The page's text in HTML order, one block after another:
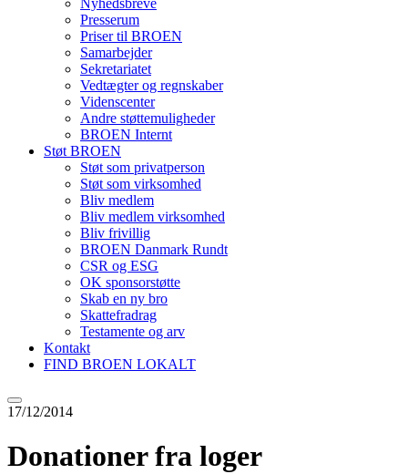
Nyhedsbreve
Presserum
Priser til BROEN
Samarbejder
Sekretariatet
Vedtægter og regnskaber
Videnscenter
Andre støttemuligheder
BROEN Internt
Støt BROEN
Støt som privatperson
Støt som virksomhed
Bliv medlem
Bliv medlem virksomhed
Bliv frivillig
BROEN Danmark Rundt
CSR og ESG
OK sponsorstøtte
Skab en ny bro
Skattefradrag
Testamente og arv
Kontakt
FIND BROEN LOKALT
17/12/2014
Donationer fra loger